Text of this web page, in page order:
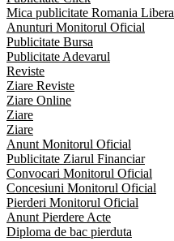
Mica publicitate Romania Libera
Anunturi Monitorul Oficial
Publicitate Bursa
Publicitate Adevarul
Reviste
Ziare Reviste
Ziare Online
Ziare
Ziare
Anunt Monitorul Oficial
Publicitate Ziarul Financiar
Convocari Monitorul Oficial
Concesiuni Monitorul Oficial
Pierderi Monitorul Oficial
Anunt Pierdere Acte
Diploma de bac pierduta